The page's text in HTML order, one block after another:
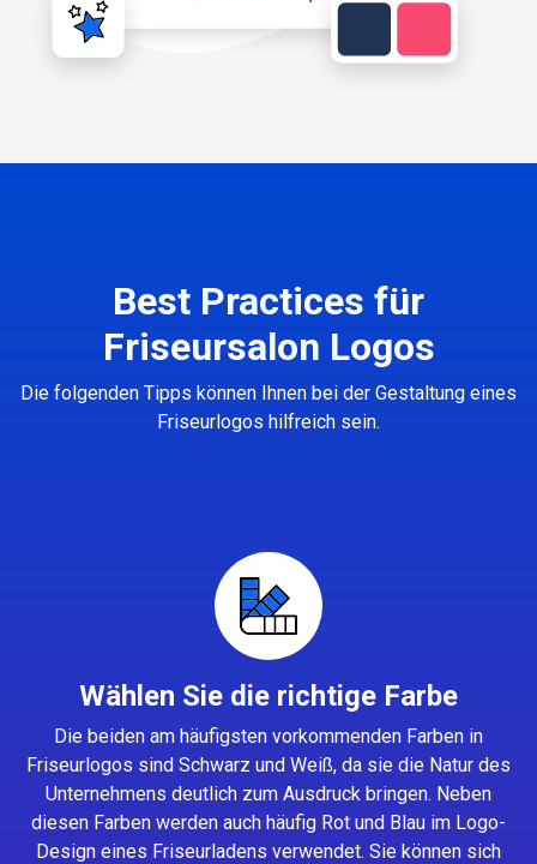
Best Practices für
Friseursalon Logos
Die folgenden Tipps können Ihnen bei der Gestaltung eines
Friseurlogos hilfreich sein.
Wählen Sie die richtige Farbe
Die beiden am häufigsten vorkommenden Farben in
Friseurlogos sind Schwarz und Weiß, da sie die Natur des
Unternehmens deutlich zum Ausdruck bringen. Neben
diesen Farben werden auch häufig Rot und Blau im Logo-
Design eines Friseurladens verwendet. Sie können sich